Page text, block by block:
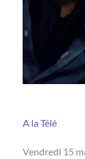
A la Télé
Vendredi 15